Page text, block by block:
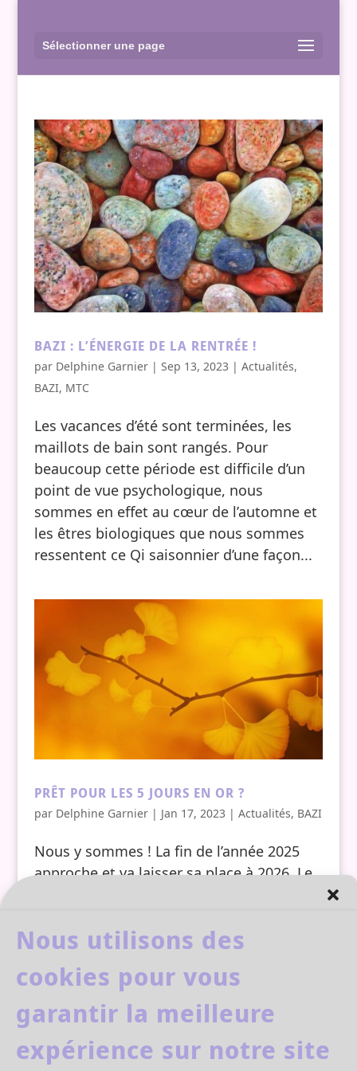
Nous utilisons des
cookies pour vous
garantir la meilleure
expérience sur notre site
Sélectionner une page
BAZI : L’ÉNERGIE DE LA RENTRÉE !
par Delphine Garnier| Sep 13, 2023 | Actualités,
BAZI, MTC
Les vacances d’été sont terminées, les
maillots de bain sont rangés. Pour
beaucoup cette période est difficile d’un
point de vue psychologique, nous
sommes en effet au cœur de l’automne et
les êtres biologiques que nous sommes
ressentent ce Qi saisonnier d’une façon...
PRÊT POUR LES 5 JOURS EN OR ?
par Delphine Garnier| Jan 17, 2023 | Actualités, BAZI
Nous y sommes ! La fin de l’année 2025
approche et va laisser sa place à 2026. Le
nouvelle année énergétique faut-il encore
période de...